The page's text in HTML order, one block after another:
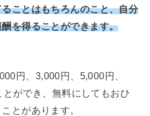
ことはもちろんのこと、自分
を得ることができます。
円、3,000円、5,000円、
ができ、無料にしてもおひ
とがあります。